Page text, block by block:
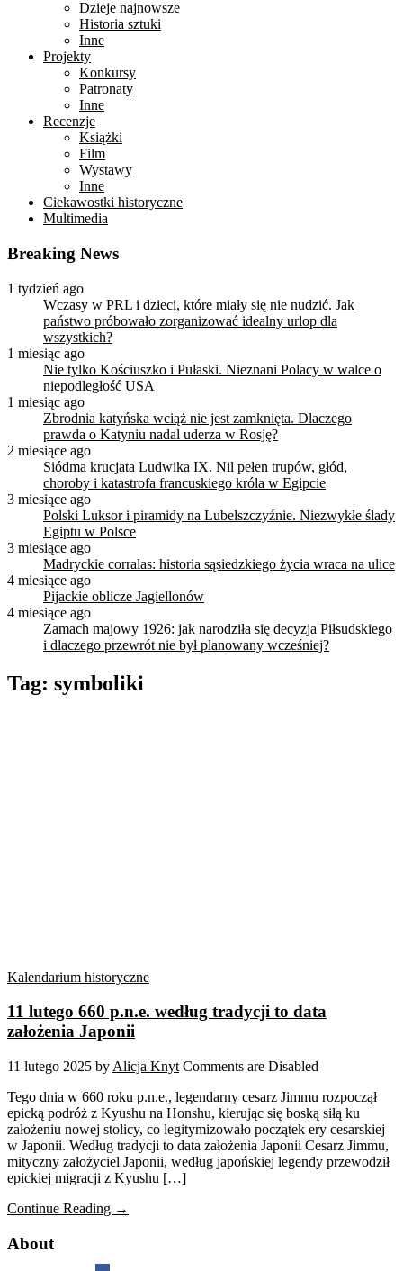
Dzieje najnowsze
Historia sztuki
Inne
Projekty
Konkursy
Patronaty
Inne
Recenzje
Książki
Film
Wystawy
Inne
Ciekawostki historyczne
Multimedia
Breaking News
1 tydzień ago
Wczasy w PRL i dzieci, które miały się nie nudzić. Jak
państwo próbowało zorganizować idealny urlop dla
wszystkich?
1 miesiąc ago
Nie tylko Kościuszko i Pułaski. Nieznani Polacy w walce o
niepodległość USA
1 miesiąc ago
Zbrodnia katyńska wciąż nie jest zamknięta. Dlaczego
prawda o Katyniu nadal uderza w Rosję?
2 miesiące ago
Siódma krucjata Ludwika IX. Nil pełen trupów, głód,
choroby i katastrofa francuskiego króla w Egipcie
3 miesiące ago
Polski Luksor i piramidy na Lubelszczyźnie. Niezwykłe ślady
Egiptu w Polsce
3 miesiące ago
Madryckie corralas: historia sąsiedzkiego życia wraca na ulice
4 miesiące ago
Pijackie oblicze Jagiellonów
4 miesiące ago
Zamach majowy 1926: jak narodziła się decyzja Piłsudskiego
i dlaczego przewrót nie był planowany wcześniej?
Tag: symboliki
Kalendarium historyczne
11 lutego 660 p.n.e. według tradycji to data
założenia Japonii
11 lutego 2025 by Alicja Knyt Comments are Disabled
Tego dnia w 660 roku p.n.e., legendarny cesarz Jimmu rozpoczął
epicką podróż z Kyushu na Honshu, kierując się boską siłą ku
założeniu nowej stolicy, co legitymizowało początek ery cesarskiej
w Japonii. Według tradycji to data założenia Japonii Cesarz Jimmu,
mityczny założyciel Japonii, według japońskiej legendy przewodził
epickiej migracji z Kyushu […]
Continue Reading →
About